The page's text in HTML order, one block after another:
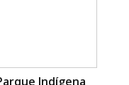
Indígena